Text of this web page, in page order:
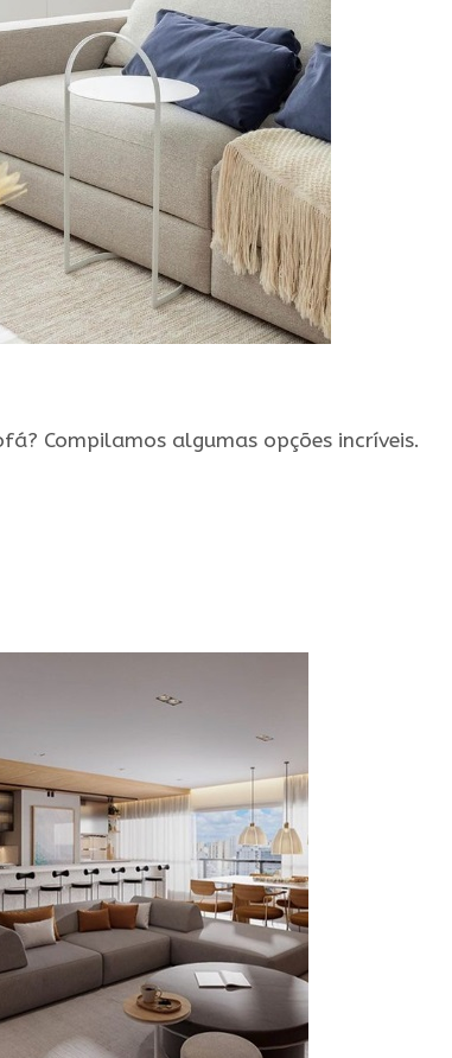
Compilamos algumas opções incríveis.